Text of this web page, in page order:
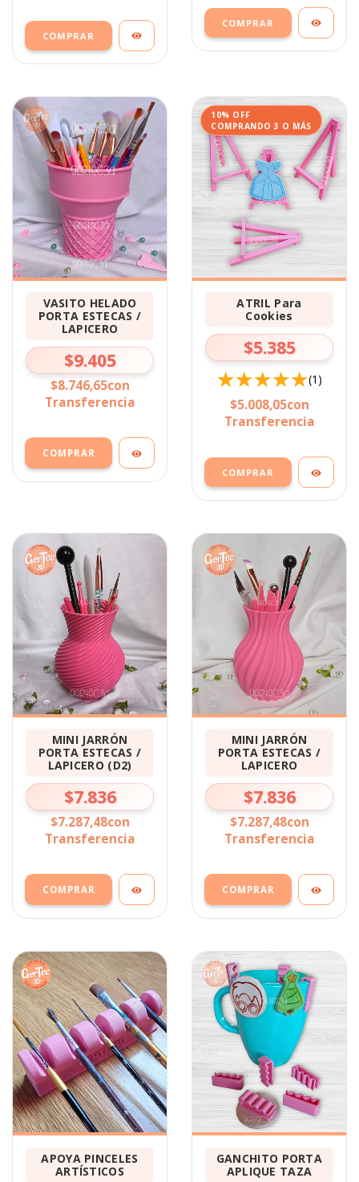
COMPRAR
COMPRAR
VASITO HELADO
PORTA ESTECAS /
LAPICERO
$9.405
$8.746,65con
Transferencia
10% OFF
COMPRANDO 3 O MÁS
ATRIL Para
Cookies
$5.385
(1)
$5.008,05con
Transferencia
COMPRAR
MINI JARRÓN
PORTA ESTECAS /
LAPICERO (D2)
$7.836
$7.287,48con
Transferencia
MINI JARRÓN
PORTA ESTECAS /
LAPICERO
$7.836
$7.287,48con
Transferencia
APOYA PINCELES
ARTÍSTICOS
GANCHITO PORTA
APLIQUE TAZA